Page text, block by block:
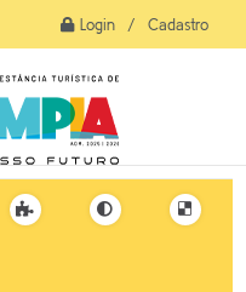
Login / Cadastro